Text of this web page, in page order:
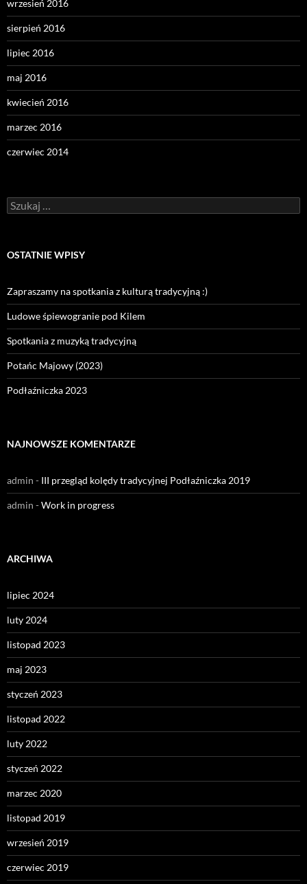
wrzesień 2016
sierpień 2016
lipiec 2016
maj 2016
kwiecień 2016
marzec 2016
czerwiec 2014
Szukaj:
OSTATNIE WPISY
Zapraszamy na spotkania z kulturą tradycyjną :)
Ludowe śpiewogranie pod Kilem
Spotkania z muzyką tradycyjną
Potańc Majowy (2023)
Podłaźniczka 2023
NAJNOWSZE KOMENTARZE
admin - III przegląd kolędy tradycyjnej Podłaźniczka 2019
admin -Work in progress
ARCHIWA
lipiec 2024
luty 2024
listopad 2023
maj 2023
styczeń 2023
listopad 2022
luty 2022
styczeń 2022
marzec 2020
listopad 2019
wrzesień 2019
czerwiec 2019